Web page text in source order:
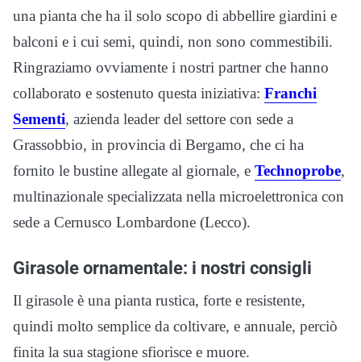
una pianta che ha il solo scopo di abbellire giardini e
balconi e i cui semi, quindi, non sono commestibili.
Ringraziamo ovviamente i nostri partner che hanno
collaborato e sostenuto questa iniziativa: Franchi
Sementi, azienda leader del settore con sede a
Grassobbio, in provincia di Bergamo, che ci ha
fornito le bustine allegate al giornale, e Technoprobe,
multinazionale specializzata nella microelettronica con
sede a Cernusco Lombardone (Lecco).
Girasole ornamentale: i nostri consigli
Il girasole è una pianta rustica, forte e resistente,
quindi molto semplice da coltivare, e annuale, perciò
finita la sua stagione sfiorisce e muore.